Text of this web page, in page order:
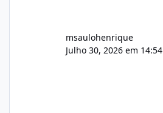
msaulohenrique
Julho 30, 2026 em 14:54